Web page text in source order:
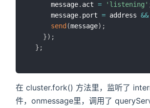
      message
. act = 'listening'
      message
. port = address &&
send (message) ;
}) ;
} ;
在 cluster.fork() 方法里，监听了
件，onmessage里，调用了